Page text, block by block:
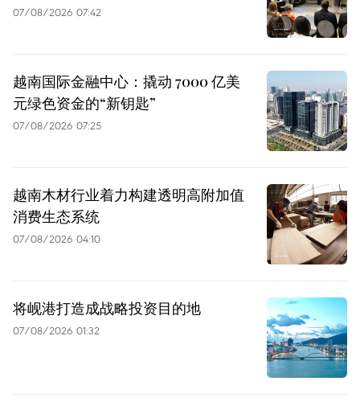
07/08/2026 07:42
越南国际金融中心：撬动 7000 亿美
元绿色资金的“新钥匙”
07/08/2026 07:25
越南木材行业着力构建透明高附加值
消费生态系统
07/08/2026 04:10
将岘港打造成战略投资目的地
07/08/2026 01:32